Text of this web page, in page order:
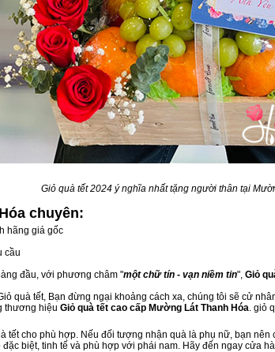
Giỏ quà tết 2024 ý nghĩa nhất tặng người thân tại
chuyên:
hãng giá gốc
cầu
đầu, với phương châm "một chữ tín - vạn niềm tin", Giỏ
quà tết, Bạn đừng ngại khoảng cách xa, chúng tôi sẽ cử
thương hiệu Giỏ quà tết cao cấp Mường Lát Thanh Hóa. giỏ
tết cho phù hợp. Nếu đối tượng nhận quà là phụ nữ, bạn nên
biệt, tinh tế và phù hợp với phái nam. Hãy đến ngay cửa